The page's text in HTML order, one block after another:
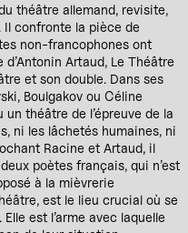
théâtre allemand, revisite,
confronte la pièce de
non-francophones ont
d’Antonin Artaud, Le Théâtre
et son double. Dans ses
Boulgakov ou Céline
théâtre de l’épreuve de la
ni les lâchetés humaines, ni
Racine et Artaud, il
poètes français, qui n’est
à la mièvrerie
est le lieu crucial où se
est l’arme avec laquelle